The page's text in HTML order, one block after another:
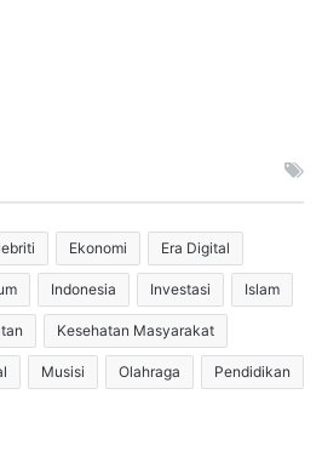
Ekonomi Era Digital
Indonesia Investasi Islam
Kesehatan Masyarakat
Musisi Olahraga Pendidikan